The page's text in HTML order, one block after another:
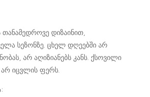
დიზაინით,
სეზონზე. ცხელ დღეებში არ
არ აღიზიანებს კანს. ქსოვილი
იცვლის ფერს.